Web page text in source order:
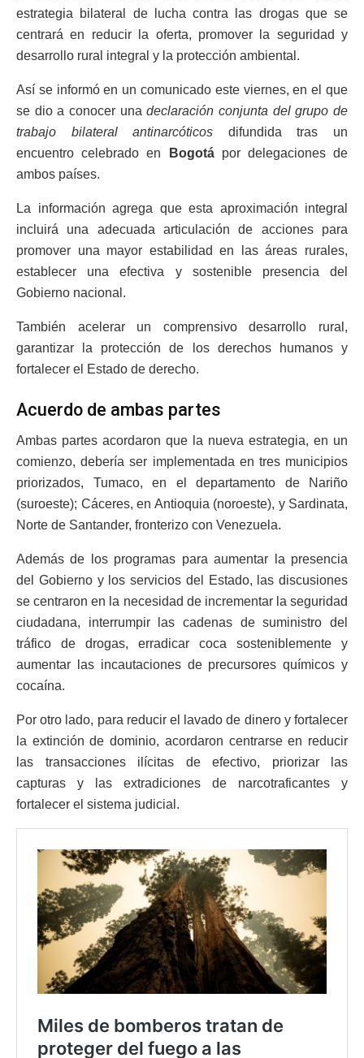
estrategia bilateral de lucha contra las drogas que se
centrará en reducir la oferta, promover la seguridad y
desarrollo rural integral y la protección ambiental.
Así se informó en un comunicado este viernes, en el que
se dio a conocer unadeclaración conjunta del grupo de
trabajo bilateral antinarcóticos difundida tras un
encuentro celebrado en
Bogotápor delegaciones de
ambos países.
La información agrega que esta aproximación integral
incluirá una adecuada articulación de acciones para
promover una mayor estabilidad en las áreas rurales,
establecer una efectiva y sostenible presencia del
Gobierno nacional.
También acelerar un comprensivo desarrollo rural,
garantizar la protección de los derechos humanos y
fortalecer el Estado de derecho.
Acuerdo de ambas partes
Ambas partes acordaron que la nueva estrategia, en un
comienzo, debería ser implementada en tres municipios
priorizados, Tumaco, en el departamento de Nariño
(suroeste); Cáceres, en Antioquia (noroeste), y Sardinata,
Norte de Santander, fronterizo con Venezuela.
Además de los programas para aumentar la presencia
del Gobierno y los servicios del Estado, las discusiones
se centraron en la necesidad de incrementar la seguridad
ciudadana, interrumpir las cadenas de suministro del
tráfico de drogas, erradicar coca sosteniblemente y
aumentar las incautaciones de precursores químicos y
cocaína.
Por otro lado, para reducir el lavado de dinero y fortalecer
la extinción de dominio, acordaron centrarse en reducir
las transacciones ilícitas de efectivo, priorizar las
capturas y las extradiciones de narcotraficantes y
fortalecer el sistema judicial.